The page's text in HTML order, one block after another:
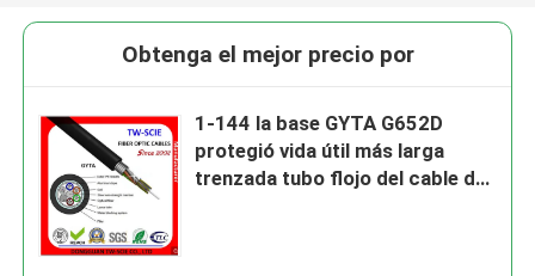
Obtenga el mejor precio por
1-144 la base GYTA G652D
protegió vida útil más larga
trenzada tubo flojo del cable de